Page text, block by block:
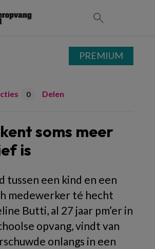
0 Delen
soms meer
is
tussen een kind en een
medewerker té hecht
Butti, al 27 jaar pm’er in
opvang, vindt van
onlangs in een
PREMIUM